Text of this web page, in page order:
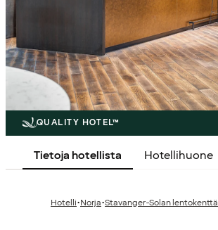
QUALITY HOTEL™
Tietoja hotellista Hotellihuone
Hotelli·Norja·Stavanger-Solan lentokenttä